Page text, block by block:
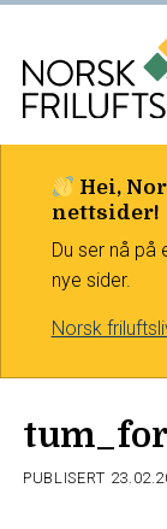
Hei,
nettsider!
Du ser nå på
nye sider.
Norsk
PUBLISERT